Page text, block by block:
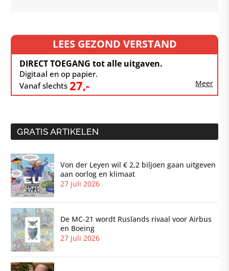
LEES GEZOND VERSTAND
DIRECT TOEGANG tot alle uitgaven.
Digitaal en op papier.
Vanaf slechts 27,- Meer
GRATIS ARTIKELEN
Von der Leyen wil € 2,2 biljoen gaan uitgeven
aan oorlog en klimaat
27 juli 2026
De MC-21 wordt Ruslands rivaal voor Airbus
en Boeing
27 juli 2026